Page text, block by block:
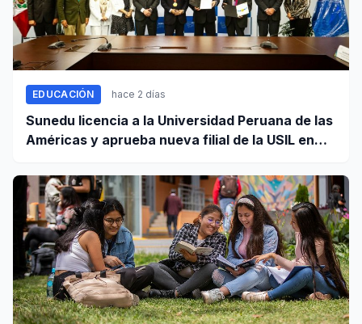
EDUCACIÓN hace 2 días
Sunedu licencia a la Universidad Peruana de las
Américas y aprueba nueva filial de la USIL en